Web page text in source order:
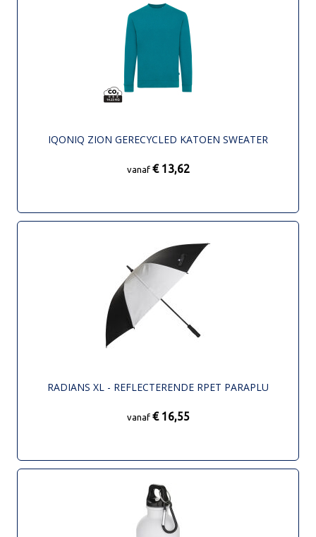
IQONIQ ZION GERECYCLED KATOEN SWEATER
vanaf € 13,62
RADIANS XL - REFLECTERENDE RPET PARAPLU
vanaf € 16,55